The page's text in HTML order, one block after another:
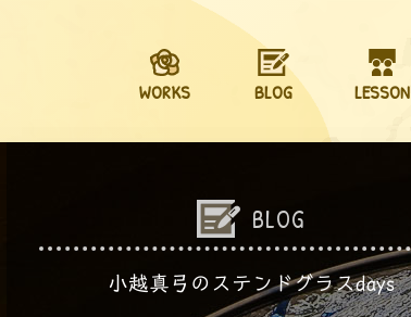
WORKS BLOG LESSON
BLOG
小越真弓のステンドグラスdays